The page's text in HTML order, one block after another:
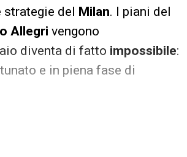
strategie del Milan. I piani del
Allegri vengono
diventa di fatto impossibile:
e in piena fase di
offensivo immediato. La